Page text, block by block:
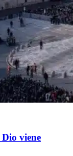
viene